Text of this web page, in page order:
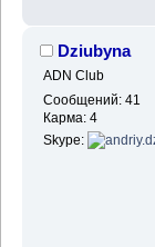
Dziubyna
ADN Club
Сообщений: 41
Карма: 4
Skype: